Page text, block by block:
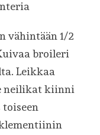
vähintään 1/2
broileri
Leikkaa
neilikat kiinni